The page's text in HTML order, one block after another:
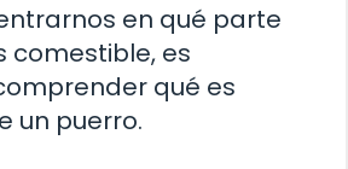
en qué parte
comestible, es
qué es
un puerro.